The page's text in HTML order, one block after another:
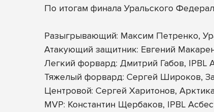
По итогам финала Уральского
Разыгрывающий: Максим Петренко,
Атакующий защитник: Евгений
Легкий форвард: Дмитрий Габов, IPBL
Тяжелый форвард: Сергей Широков,
Центровой: Сергей Харитонов, Арктика
MVP: Константин Щербаков, IPBL